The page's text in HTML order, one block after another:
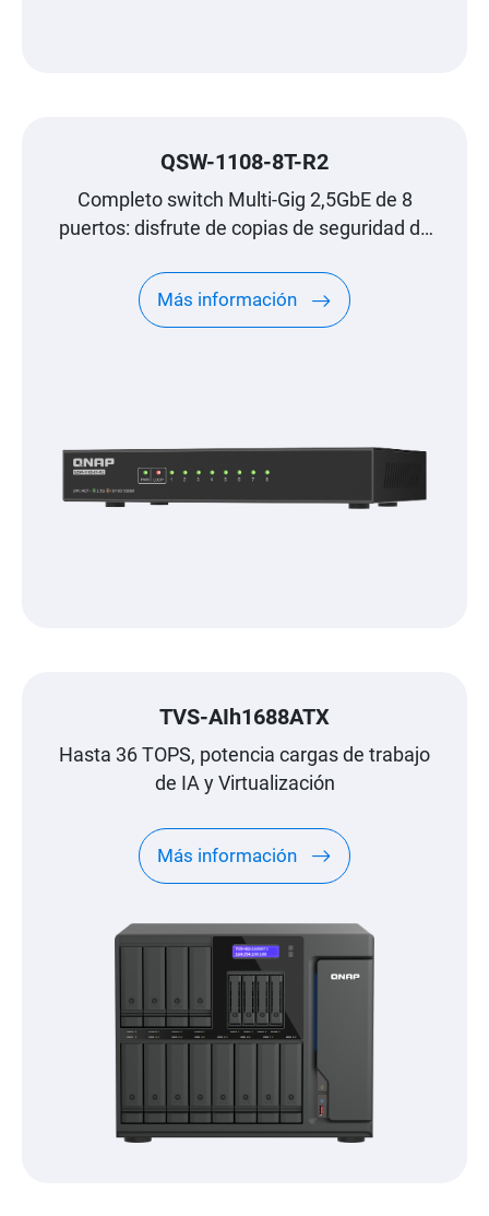
QSW-1108-8T-R2
Completo switch Multi-Gig 2,5GbE de 8
puertos: disfrute de copias de seguridad de
videojuegos sin problemas
Más información
TVS-AIh1688ATX
Hasta 36 TOPS, potencia cargas de trabajo
de IA y Virtualización
Más información